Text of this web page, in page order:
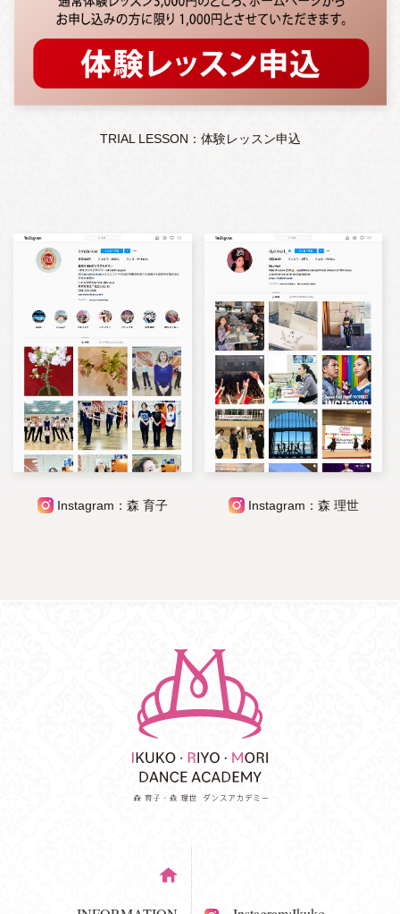
TRIAL LESSON：体験レッスン申込
Instagram：森 育子 Instagram：森 理世